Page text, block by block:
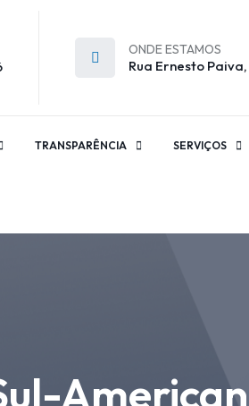
ONDE ESTAMOS
Rua Ernesto
TRANSPARÊNCIA SERVIÇOS